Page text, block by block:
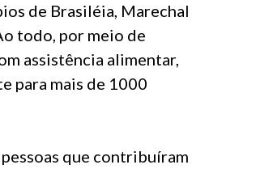
de Brasiléia, Marechal
todo, por meio de
assistência alimentar,
para mais de 1000
que contribuíram